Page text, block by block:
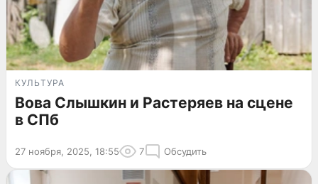
КУЛЬТУРА
Вова Слышкин и Растеряев на сцене
в СПб
27 ноября, 2025, 18:55 7 Обсудить